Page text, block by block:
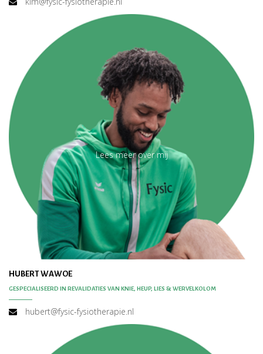
Lees meer over mij
HUBERT WAWOE
GESPECIALISEERD IN REVALIDATIES VAN KNIE, HEUP, LIES & WERVELKOLOM
hubert@fysic-fysiotherapie.nl